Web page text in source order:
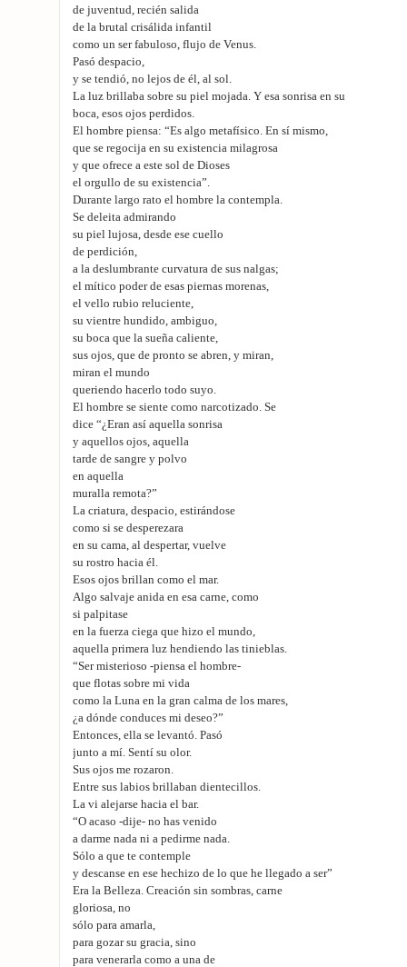
de juventud, recién salida
de la brutal crisálida infantil
como un ser fabuloso, flujo de Venus.
Pasó despacio,
y se tendió, no lejos de él, al sol.
La luz brillaba sobre su piel mojada. Y esa sonrisa en su
boca, esos ojos perdidos.
El hombre piensa: “Es algo metafísico. En sí mismo,
que se regocija en su existencia milagrosa
y que ofrece a este sol de Dioses
el orgullo de su existencia”.
Durante largo rato el hombre la contempla.
Se deleita admirando
su piel lujosa, desde ese cuello
de perdición,
a la deslumbrante curvatura de sus nalgas;
el mítico poder de esas piernas morenas,
el vello rubio reluciente,
su vientre hundido, ambiguo,
su boca que la sueña caliente,
sus ojos, que de pronto se abren, y miran,
miran el mundo
queriendo hacerlo todo suyo.
El hombre se siente como narcotizado. Se
dice “¿Eran así aquella sonrisa
y aquellos ojos, aquella
tarde de sangre y polvo
en aquella
muralla remota?”
La criatura, despacio, estirándose
como si se desperezara
en su cama, al despertar, vuelve
su rostro hacia él.
Esos ojos brillan como el mar.
Algo salvaje anida en esa carne, como
si palpitase
en la fuerza ciega que hizo el mundo,
aquella primera luz hendiendo las tinieblas.
“Ser misterioso -piensa el hombre-
que flotas sobre mi vida
como la Luna en la gran calma de los mares,
¿a dónde conduces mi deseo?”
Entonces, ella se levantó. Pasó
junto a mí. Sentí su olor.
Sus ojos me rozaron.
Entre sus labios brillaban dientecillos.
La vi alejarse hacia el bar.
“O acaso -dije- no has venido
a darme nada ni a pedirme nada.
Sólo a que te contemple
y descanse en ese hechizo de lo que he llegado a ser”
Era la Belleza. Creación sin sombras, carne
gloriosa, no
sólo para amarla,
para gozar su gracia, sino
para venerarla como a una de